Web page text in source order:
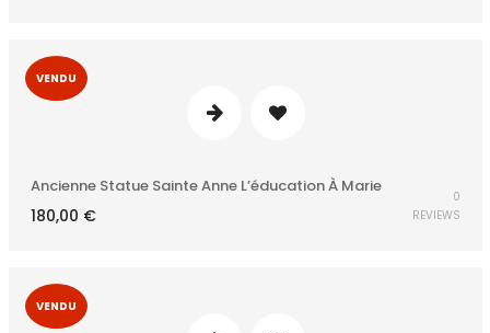
VENDU
Ancienne Statue Sainte Anne L’éducation À Marie
180,00 €
0
REVIEWS
VENDU